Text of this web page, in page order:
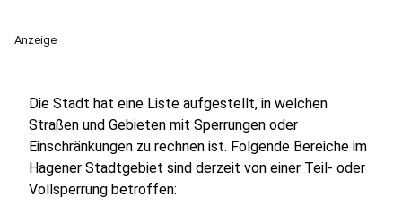
Anzeige
Die Stadt hat eine Liste aufgestellt, in welchen
Straßen und Gebieten mit Sperrungen oder
Einschränkungen zu rechnen ist. Folgende Bereiche im
Hagener Stadtgebiet sind derzeit von einer Teil- oder
Vollsperrung betroffen: